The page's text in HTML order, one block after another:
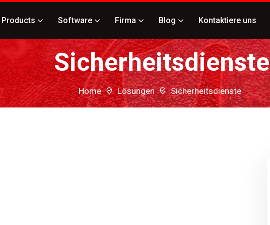
Products Software Firma Blog Kontaktiere uns
Sicherheitsdienste
Home Lösungen Sicherheitsdienste